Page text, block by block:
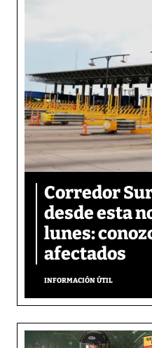
Corredor
desde esta
lunes:
afectados
INFORMACIÓN ÚTIL